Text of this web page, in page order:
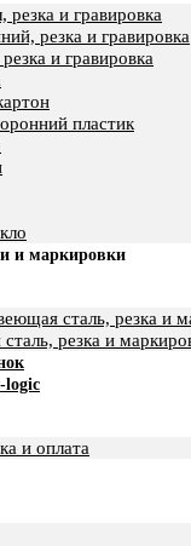
резка и гравировка
резка и гравировка
и гравировка
пластик
и маркировки
сталь, резка и
резка и
logic
и оплата